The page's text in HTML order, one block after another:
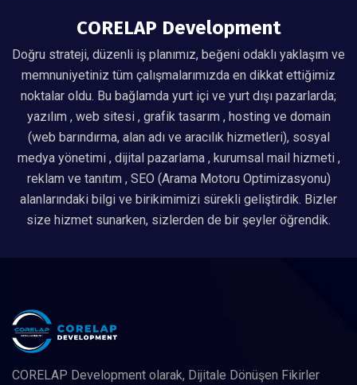
CORELAP Development
Doğru strateji, düzenli iş planımız, beğeni odaklı yaklaşım ve
memnuniyetiniz tüm çalışmalarımızda en dikkat ettiğimiz
noktalar oldu. Bu bağlamda yurt içi ve yurt dışı pazarlarda;
yazılım , web sitesi , grafik tasarım , hosting ve domain
(web barındırma, alan adı ve aracılık hizmetleri), sosyal
medya yönetimi , dijital pazarlama , kurumsal mail hizmeti ,
reklam ve tanıtım , SEO (Arama Motoru Optimizasyonu)
alanlarındaki bilgi ve birikimimizi sürekli geliştirdik. Bizler
size hizmet sunarken, sizlerden de bir şeyler öğrendik.
CORELAP Development olarak, Dijitale Dönüşen Fikirler